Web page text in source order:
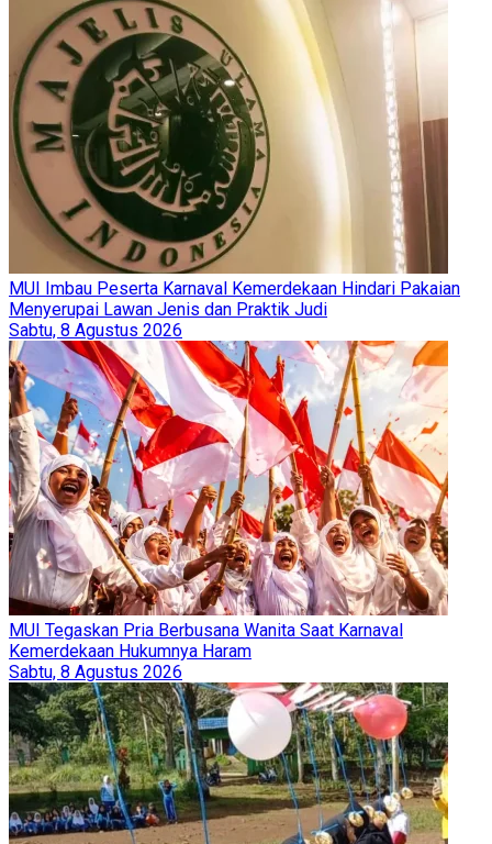
MUI Imbau Peserta Karnaval Kemerdekaan Hindari Pakaian
Menyerupai Lawan Jenis dan Praktik Judi
Sabtu, 8 Agustus 2026
MUI Tegaskan Pria Berbusana Wanita Saat Karnaval
Kemerdekaan Hukumnya Haram
Sabtu, 8 Agustus 2026